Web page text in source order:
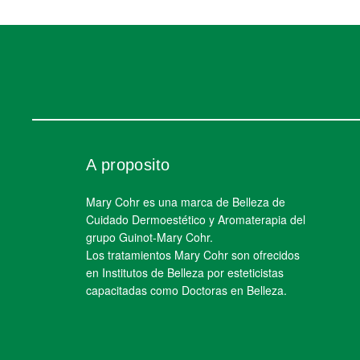
A proposito
Mary Cohr es una marca de Belleza de
Cuidado Dermoestético y Aromaterapia del
grupo Guinot-Mary Cohr.
Los tratamientos Mary Cohr son ofrecidos
en Institutos de Belleza por esteticistas
capacitadas como Doctoras en Belleza.